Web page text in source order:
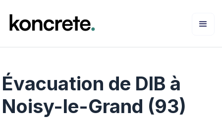
Évacuation de DIB à
Noisy-le-Grand (93)